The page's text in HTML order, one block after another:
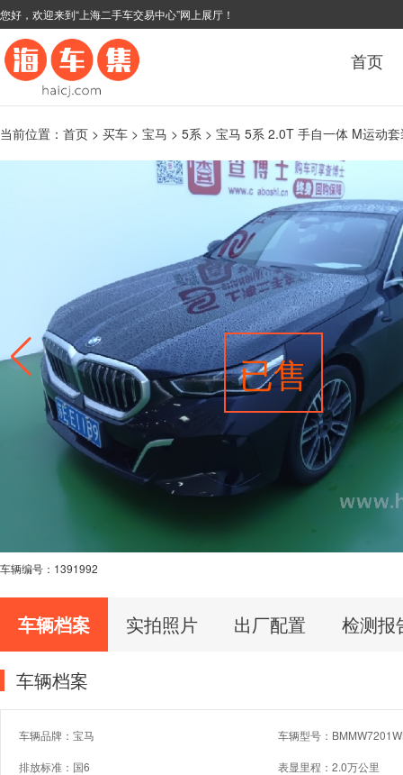
您好，欢迎来到“上海二手车交易中心”网上展厅！
首页
当前位置： 首页 > 买车 > 宝马 > 5系 > 宝马 5系 2.0T 手自一体 M运动
已售
车辆编号： 1391992
车辆档案 实拍照片 出厂配置 检测报
车辆档案
车辆品牌：宝马 车辆型号：
排放标准：国6 表显里程：2.0万公里